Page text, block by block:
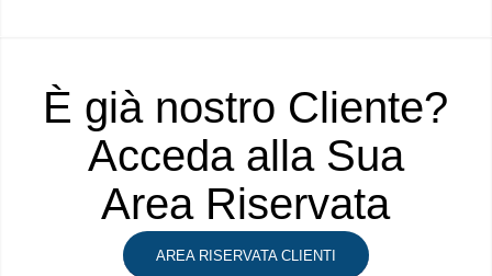
È già nostro Cliente?
Acceda alla Sua
Area Riservata
AREA RISERVATA CLIENTI